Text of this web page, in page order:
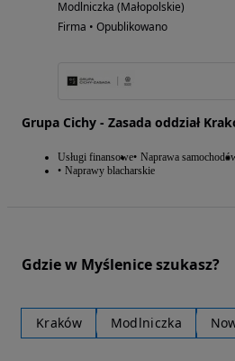
Modlniczka (Małopolskie)
Firma • Opublikowano
Grupa Cichy - Zasada oddział
Usługi finansowe Naprawa
Naprawy blacharskie
Gdzie w Myślenice szukasz?
Kraków Modlniczka